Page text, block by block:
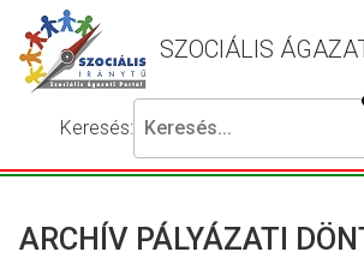
SZOCIÁLIS
Keresés:
Írja
be
keresni
ARCHÍV PÁLYÁZATI